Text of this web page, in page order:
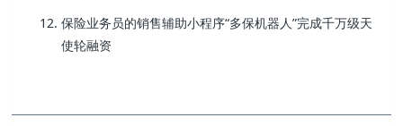
保险业务员的销售辅助小程序“多保机器人”完成千万级天
使轮融资